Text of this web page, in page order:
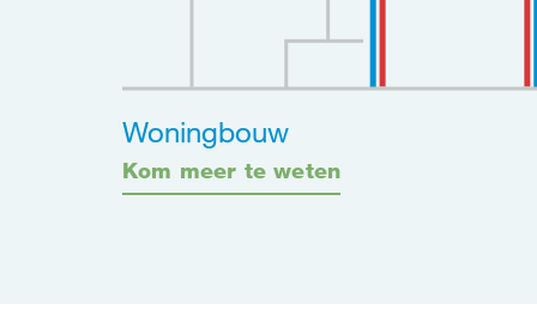
Woningbouw
Kom meer te weten